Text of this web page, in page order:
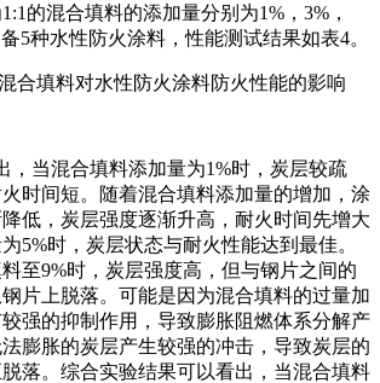
的混合填料的添加量分别为1%，3%，
5种水性防火涂料，性能测试结果如表4。
合填料对水性防火涂料防火性能的影响
，当混合填料添加量为1%时，炭层较疏
时间短。随着混合填料添加量的增加，涂
低，炭层强度逐渐升高，耐火时间先增大
5%时，炭层状态与耐火性能达到最佳。
至9%时，炭层强度高，但与钢片之间的
片上脱落。可能是因为混合填料的过量加
强的抑制作用，导致膨胀阻燃体系分解产
膨胀的炭层产生较强的冲击，导致炭层的
落。综合实验结果可以看出，当混合填料